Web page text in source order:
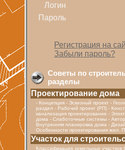
Логин
Пароль
Регистрация на
Забыли пароль?
Советы по
разделы
Проектирование дома
- Концепция - Эскизный проект -
раздел - Рабочий проект (РП) -
канализация проектирование -
дома - Cлаботочные системы -
Внутренняя планировка дома -
Особенности проектирования жил.
Участок для
Классификация земельных